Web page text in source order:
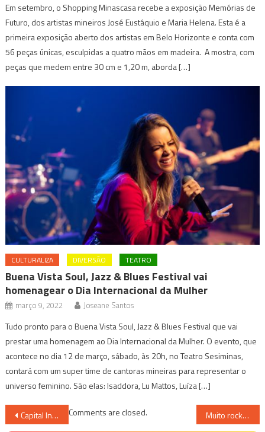
Em setembro, o Shopping Minascasa recebe a exposição Memórias de
Futuro, dos artistas mineiros José Eustáquio e Maria Helena. Esta é a
primeira exposição aberto dos artistas em Belo Horizonte e conta com
56 peças únicas, esculpidas a quatro mãos em madeira. A mostra, com
peças que medem entre 30 cm e 1,20 m, aborda […]
CULTURALIZA DIVERSÃO TEATRO
Buena Vista Soul, Jazz & Blues Festival vai
homenagear o Dia Internacional da Mulher
março 9, 2022 Joseane Santos
Tudo pronto para o Buena Vista Soul, Jazz & Blues Festival que vai
prestar uma homenagem ao Dia Internacional da Mulher. O evento, que
acontece no dia 12 de março, sábado, às 20h, no Teatro Sesiminas,
contará com um super time de cantoras mineiras para representar o
universo feminino. São elas: Isaddora, Lu Mattos, Luíza […]
Navegação
Capital Inicial lança “Sonora” mantendo o DNA do Rock e o estilo inconfundível do grupo na música brasileira Muito rock neste sábado com a banda Shiron the Iron
Comments are closed.